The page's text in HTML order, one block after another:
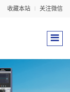
收藏本站 关注微信